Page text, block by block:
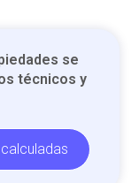
se
técnicos y